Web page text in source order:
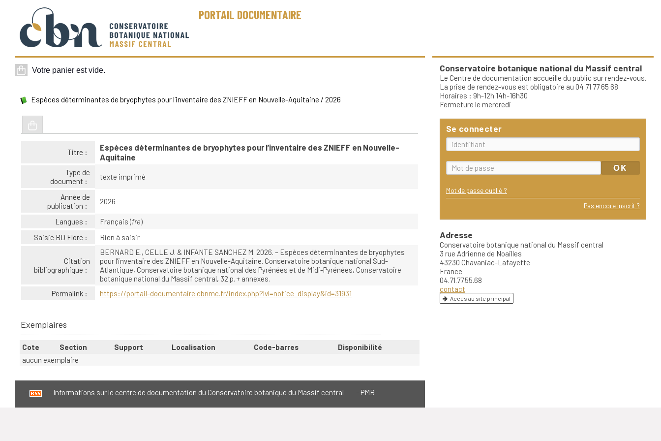
PORTAIL DOCUMENTAIRE
Espèces déterminantes de bryophytes pour l’inventaire des ZNIEFF en Nouvelle-Aquitaine / 2026
Titre :
Espèces déterminantes de bryophytes pour l’inventaire des ZNIEFF en Nouvelle-
Aquitaine
Type de
document :
texte imprimé
Année de
publication :
2026
Langues : Français (fre)
Saisie BD Flore :
Rien à saisir
Citation
bibliographique :
BERNARD E., CELLE J. & INFANTE SANCHEZ M. 2026. – Espèces déterminantes de bryophytes
pour l’inventaire des ZNIEFF en Nouvelle-Aquitaine. Conservatoire botanique national Sud-
Atlantique, Conservatoire botanique national des Pyrénées et de Midi-Pyrénées, Conservatoire
botanique national du Massif central, 32 p. + annexes.
Permalink :
https://portail-documentaire.cbnmc.fr/index.php?lvl=notice_display&id=31931
Exemplaires
Cote Section Support Localisation Code-barres
Disponibilité
aucun exemplaire
Informations sur le centre de documentation du Conservatoire botanique du Massif central PMB
Conservatoire botanique national du Massif central
Le Centre de documentation accueille du public sur rendez-vous.
La prise de rendez-vous est obligatoire au 04 71 77 65 68
Horaires : 9h-12h 14h-16h30
Fermeture le mercredi
Se connecter
Mot de passe oublié ?
Pas encore inscrit ?
Adresse
Conservatoire botanique national du Massif central
3 rue Adrienne de Noailles
43230 Chavaniac-Lafayette
France
04.71.77.55.68
contact
Accès au site principal